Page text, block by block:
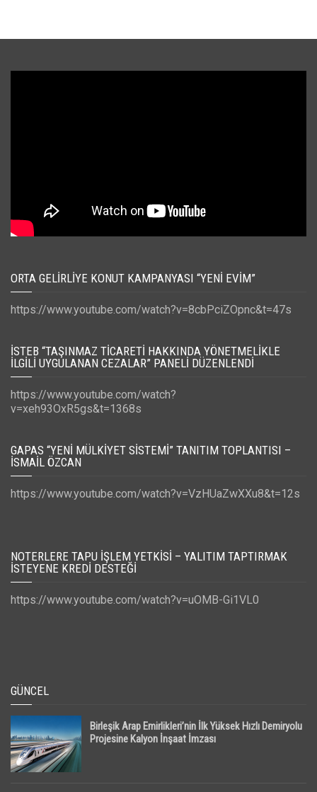
ORTA GELIRLIYE KONUT KAMPANYASI “YENI EVIM”
https://www.youtube.com/watch?v=8cbPciZOpnc&t=47s
İSTEB “TAŞINMAZ TICARETI HAKKINDA YÖNETMELIKLE
İLGILI UYGULANAN CEZALAR” PANELI DÜZENLENDI
https://www.youtube.com/watch?
v=xeh93OxR5gs&t=1368s
GAPAS “YENI MÜLKIYET SISTEMI” TANITIM TOPLANTISI –
İSMAIL ÖZCAN
https://www.youtube.com/watch?v=VzHUaZwXXu8&t=12s
NOTERLERE TAPU İŞLEM YETKISI – YALITIM TAPTIRMAK
İSTEYENE KREDI DESTEĞI
https://www.youtube.com/watch?v=uOMB-Gi1VL0
GÜNCEL
Birleşik Arap Emirlikleri’nin İlk Yüksek Hızlı Demiryolu
Projesine Kalyon İnşaat İmzası